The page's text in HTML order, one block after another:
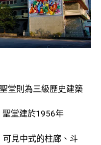
堂則為三級歷史建築
堂建於1956年
見中式的柱廊、斗